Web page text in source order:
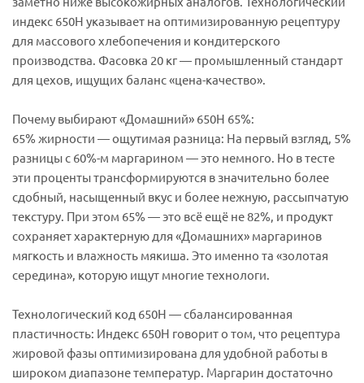
индекс 650Н указывает на оптимизированную рецептуру
для массового хлебопечения и кондитерского
производства. Фасовка 20 кг — промышленный стандарт
для цехов, ищущих баланс «цена-качество».
Почему выбирают «Домашний» 650Н 65%:
65% жирности — ощутимая разница: На первый взгляд, 5%
разницы с 60%-м маргарином — это немного. Но в тесте
эти проценты трансформируются в значительно более
сдобный, насыщенный вкус и более нежную, рассыпчатую
текстуру. При этом 65% — это всё ещё не 82%, и продукт
сохраняет характерную для «Домашних» маргаринов
мягкость и влажность мякиша. Это именно та «золотая
середина», которую ищут многие технологи.
Технологический код 650Н — сбалансированная
пластичность: Индекс 650Н говорит о том, что рецептура
жировой фазы оптимизирована для удобной работы в
широком диапазоне температур. Маргарин достаточно